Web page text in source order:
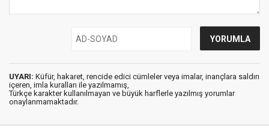
UYARI: Küfür, hakaret, rencide edici cümleler veya imalar, inançlara saldırı
içeren, imla kuralları ile yazılmamış,
Türkçe karakter kullanılmayan ve büyük harflerle yazılmış yorumlar
onaylanmamaktadır.